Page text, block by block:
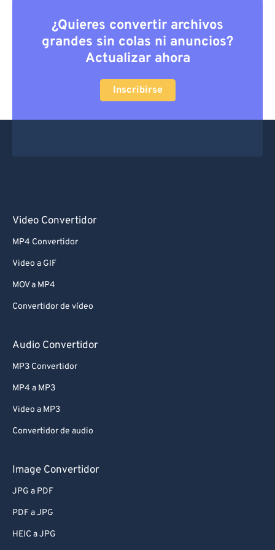
¿Quieres convertir archivos
grandes sin colas ni anuncios?
Actualizar ahora
Inscribirse
Video Convertidor
MP4 Convertidor
Video a GIF
MOV a MP4
Convertidor de vídeo
Audio Convertidor
MP3 Convertidor
MP4 a MP3
Video a MP3
Convertidor de audio
Image Convertidor
JPG a PDF
PDF a JPG
HEIC a JPG